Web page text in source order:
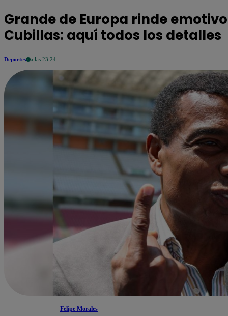
Grande de Europa rinde
Cubillas: aquí todos los detalles
Deportes a las 23:24
Felipe Morales